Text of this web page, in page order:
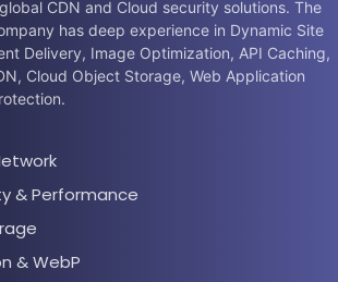
CDN and Cloud security solutions. The
has deep experience in Dynamic Site
Delivery, Image Optimization, API Caching,
Cloud Object Storage, Web Application
& Performance
& WebP